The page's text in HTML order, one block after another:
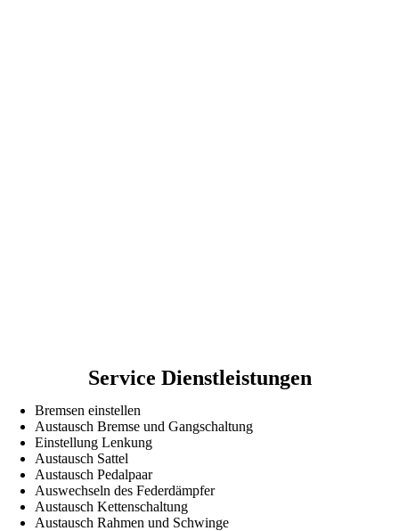
Service Dienstleistungen
Bremsen einstellen
Austausch Bremse und Gangschaltung
Einstellung Lenkung
Austausch Sattel
Austausch Pedalpaar
Auswechseln des Federdämpfer
Austausch Kettenschaltung
Austausch Rahmen und Schwinge